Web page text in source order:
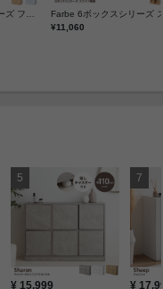
¥11,060
¥ 15,999 ¥